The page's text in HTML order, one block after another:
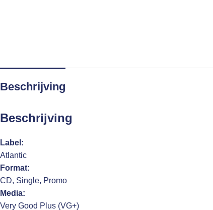
Beschrijving
Beschrijving
Label:
Atlantic
Format:
CD, Single, Promo
Media:
Very Good Plus (VG+)